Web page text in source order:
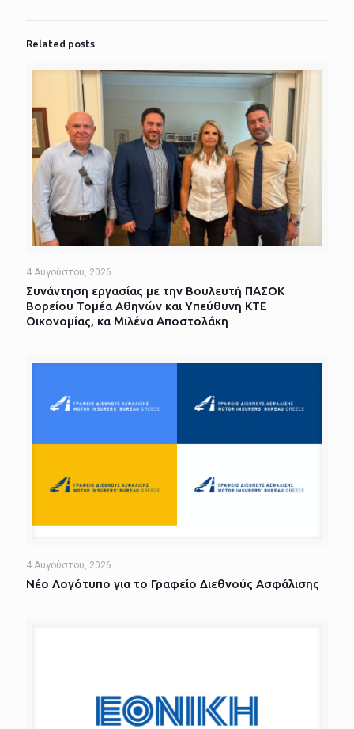
Related posts
4 Αυγούστου, 2026
Συνάντηση εργασίας με την Βουλευτή ΠΑΣΟΚ
Βορείου Τομέα Αθηνών και Υπεύθυνη ΚΤΕ
Οικονομίας, κα Μιλένα Αποστολάκη
4 Αυγούστου, 2026
Νέο Λογότυπο για το Γραφείο Διεθνούς Ασφάλισης